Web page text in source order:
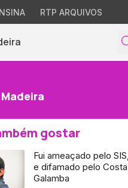
RTP ARQUIVOS
Madeira
gostar
Fui ameaçado pelo
e difamado pelo
Galamba